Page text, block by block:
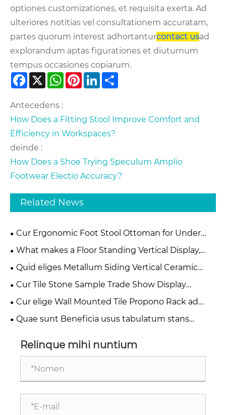
optiones customizationes, et requisita exerta. Ad
ulteriores notitias vel consultationem accuratam,
partes quorum interest adhortanturcontact usad
explorandum aptas figurationes et diuturnum
tempus occasiones copiarum.
Facebook
X WhatsApp
PinterestLinkedIn
Antecedens :
How Does a Fitting Stool Improve Comfort and
Efficiency in Workspaces?
deinde :
How Does a Shoe Trying Speculum Amplio
Footwear Electio Accuracy?
Related News
Cur Ergonomic Foot Stool Ottoman for Under
Desk Becoming Essential for Modern Office
What makes a Floor Standing Vertical Display,
Stand Rack the Most Effective Solution for Modern
Retail and Exhibition Spaces
Quid eliges Metallum Siding Vertical Ceramic
Display Rack Shelf for Your Store
Cur Tile Stone Sample Trade Show Display
Essentiale pro Modern Showrooms
Cur elige Wall Mounted Tile Propono Rack ad
Trade Show ad augendae tuum Booth
Quae sunt Beneficia usus tabulatum stans
Relinque mihi nuntium